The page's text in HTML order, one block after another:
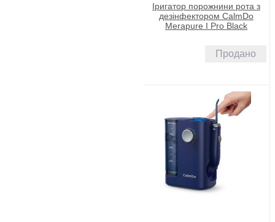
Іригатор порожнини рота з
дезінфектором CalmDo
Merapure I Pro Black
Продано